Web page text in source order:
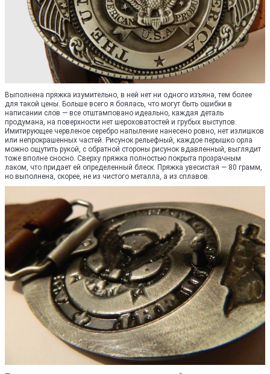
Выполнена пряжка изумительно, в ней нет ни одного изъяна, тем более
для такой цены. Больше всего я боялась, что могут быть ошибки в
написании слов — все отштамповано идеально, каждая деталь
продумана, на поверхности нет шероховатостей и грубых выступов.
Имитирующее червленое серебро напыление нанесено ровно, нет излишков
или непрокрашенных частей. Рисунок рельефный, каждое перышко орла
можно ощутить рукой, с обратной стороны рисунок вдавленный, выглядит
тоже вполне сносно. Сверху пряжка полностью покрыта прозрачным
лаком, что придает ей определенный блеск. Пряжка увесистая — 80 грамм,
но выполнена, скорее, не из чистого металла, а из сплавов.